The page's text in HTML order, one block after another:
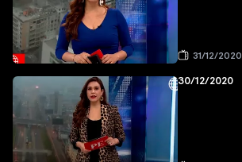
31/12/2020
30/12/2020